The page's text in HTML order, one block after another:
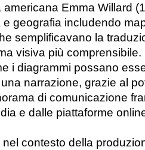
americana Emma Willard
e geografia includendo
semplificavano la
visiva più
i diagrammi possano
narrazione, grazie al
di comunicazione
e dalle piattaforme
contesto della